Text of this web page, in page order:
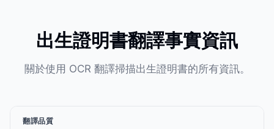
出生證明書翻譯事實資訊
關於使用 OCR 翻譯掃描出生證明書的所有資訊。
翻譯品質